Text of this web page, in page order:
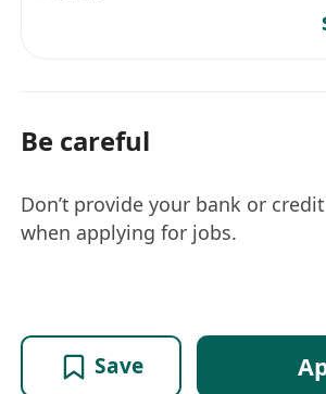
Be careful
Don’t provide your bank or
when applying for jobs.
Save